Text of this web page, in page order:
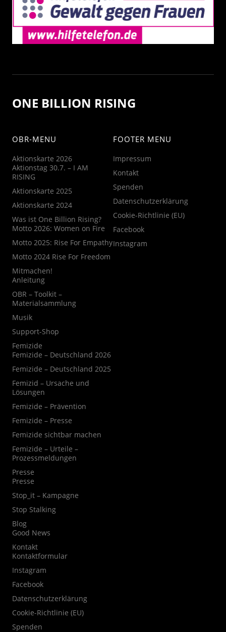
ONE BILLION RISING
OBR-MENU
Aktionskarte 2026
Aktionstag 30.7. – I AM
RISING
Aktionskarte 2025
Aktionskarte 2024
Was ist One Billion Rising?
Motto 2026: Women on Fire
Motto 2025: Rise For Empathy
Motto 2024 Rise For Freedom
Mitmachen!
Anleitung
OBR – Toolkit –
Materialsammlung
Musik
Support-Shop
Femizide
Femizide – Deutschland 2026
Femizide – Deutschland 2025
Femizid – Ursache und
Lösungen
Femizide – Prävention
Femizide – Presse
Femizide sichtbar machen
Femizide – Urteile –
Prozessmeldungen
Presse
Presse
Stop_it – Kampagne
Stop Stalking
Blog
Good News
Kontakt
Kontaktformular
Instagram
Facebook
Datenschutzerklärung
Cookie-Richtlinie (EU)
Spenden
FOOTER MENU
Impressum
Kontakt
Spenden
Datenschutzerklärung
Cookie-Richtlinie (EU)
Facebook
Instagram